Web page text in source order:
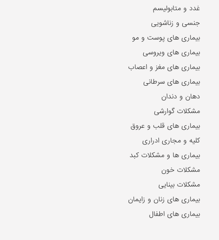
غدد و متابولیسم
جنسی و زناشویی
بیماری های پوست و مو
بیماری های ویروسی
بیماری های مغز و اعصاب
بیماری های سرطانی
دهان و دندان
مشکلات گوارشی
بیماری های قلب و عروق
کلیه و مجاری ادراری
بیماری ها و مشکلات کبد
مشکلات خون
مشکلات بینایی
بیماری های زنان و زایمان
بیماری های اطفال